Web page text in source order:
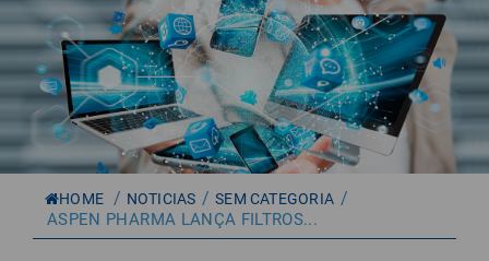
HOME / NOTICIAS / SEM CATEGORIA /
ASPEN PHARMA LANÇA FILTROS...